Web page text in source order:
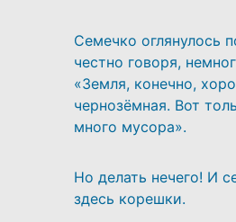
Семечко оглянулось
честно говоря,
«Земля, конечно,
чернозёмная. Вот
много мусора».
Но делать нечего! И
здесь корешки.